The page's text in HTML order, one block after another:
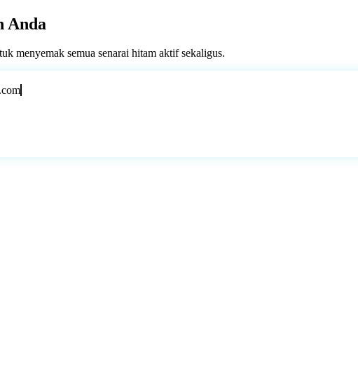
Anda
menyemak semua senarai hitam aktif sekaligus.